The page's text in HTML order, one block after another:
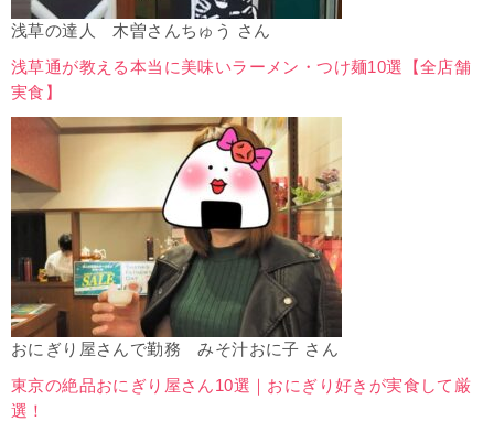
浅草の達人 木曽さんちゅう さん
浅草通が教える本当に美味いラーメン・つけ麺10選【全店舗
実食】
おにぎり屋さんで勤務 みそ汁おに子 さん
東京の絶品おにぎり屋さん10選｜おにぎり好きが実食して厳
選！